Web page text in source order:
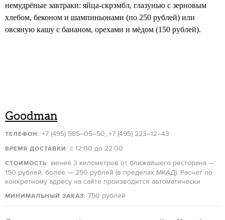
немудрёные завтраки: яйца-скрэмбл, глазунью с зерновым
хлебом, беконом и шампиньонами (по 250 рублей) или
овсяную кашу с бананом, орехами и мёдом (150 рублей).
Goodman
ТЕЛЕФОН: +7 (495) 585–05–50, +7 (495) 223–12–43
ВРЕМЯ ДОСТАВКИ : с 12:00 до 22:00
СТОИМОСТЬ: менее 3 километров от ближайшего ресторана —
150 рублей, более — 250 рублей (в пределах МКАД). Расчёт по
конкретному адресу на сайте производится автоматически
МИНИМАЛЬНЫЙ ЗАКАЗ: 750 рублей